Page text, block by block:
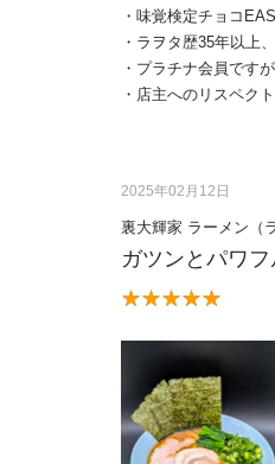
・味覚検定チョコ
・ラヲタ歴35年以上
・プラチナ会員です
・店主へのリスペク
2025年02月12日
裏大輝家 ラーメン（
ガツンとパワ